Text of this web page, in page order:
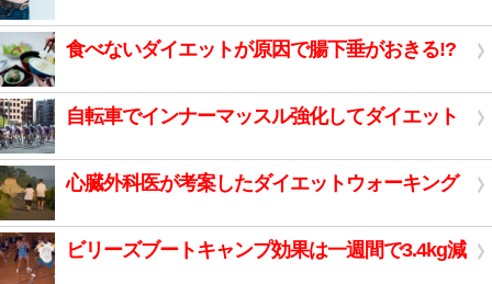
食べないダイエットが原因で腸下垂がおきる!?
自転車でインナーマッスル強化してダイエット
心臓外科医が考案したダイエットウォーキング
ビリーズブートキャンプ効果は一週間で3.4kg減